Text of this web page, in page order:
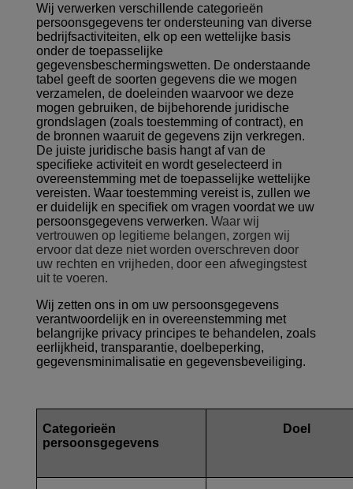
Wij verwerken verschillende categorieën
persoonsgegevens ter ondersteuning van diverse
bedrijfsactiviteiten, elk op een wettelijke basis
onder de toepasselijke
gegevensbeschermingswetten. De onderstaande
tabel geeft de soorten gegevens die we mogen
verzamelen, de doeleinden waarvoor we deze
mogen gebruiken, de bijbehorende juridische
grondslagen (zoals toestemming of contract), en
de bronnen waaruit de gegevens zijn verkregen.
De juiste juridische basis hangt af van de
specifieke activiteit en wordt geselecteerd in
overeenstemming met de toepasselijke wettelijke
vereisten. Waar toestemming vereist is, zullen we
er duidelijk en specifiek om vragen voordat we uw
persoonsgegevens verwerken. Waar wij
vertrouwen op legitieme belangen, zorgen wij
ervoor dat deze niet worden overschreven door
uw rechten en vrijheden, door een afwegingstest
uit te voeren.
Wij zetten ons in om uw persoonsgegevens
verantwoordelijk en in overeenstemming met
belangrijke privacy principes te behandelen, zoals
eerlijkheid, transparantie, doelbeperking,
gegevensminimalisatie en gegevensbeveiliging.
Categorieën
persoonsgegevens
Doel